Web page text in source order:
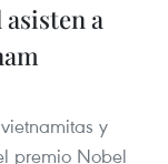
a
y
premio Nobel